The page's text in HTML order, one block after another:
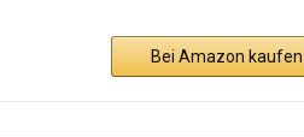
Bei Amazon kaufen